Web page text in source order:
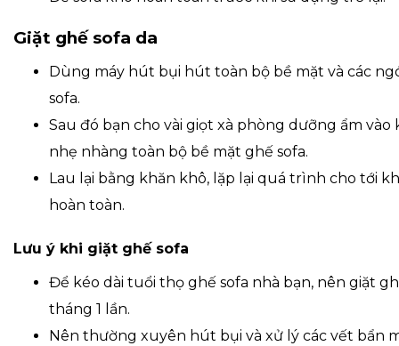
Giặt ghế sofa da
Dùng máy hút bụi hút toàn bộ bề mặt và các
sofa.
Sau đó bạn cho vài giọt xà phòng dưỡng ẩm vào
nhẹ nhàng toàn bộ bề mặt ghế sofa.
Lau lại bằng khăn khô, lặp lại quá trình cho tới
hoàn toàn.
Lưu ý khi giặt ghế sofa
Để kéo dài tuổi thọ ghế sofa nhà bạn, nên giặt
tháng 1 lần.
Nên thường xuyên hút bụi và xử lý các vết bẩn